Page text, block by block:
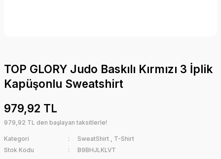
TOP GLORY Judo Baskılı Kırmızı 3 İplik
Kapüşonlu Sweatshirt
979,92 TL
979,92 TL den başlayan taksitlerle!
Kategori SweatShirt , T-Shirt
Stok Kodu
B9BHJLKLVT